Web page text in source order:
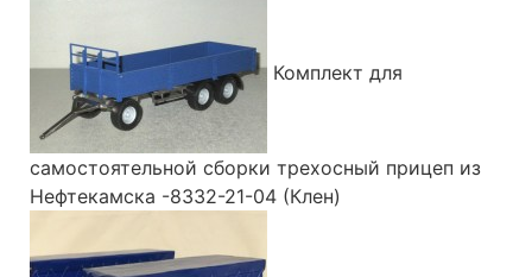
Комплект для
самостоятельной сборки трехосный прицеп из
Нефтекамска -8332-21-04 (Клен)